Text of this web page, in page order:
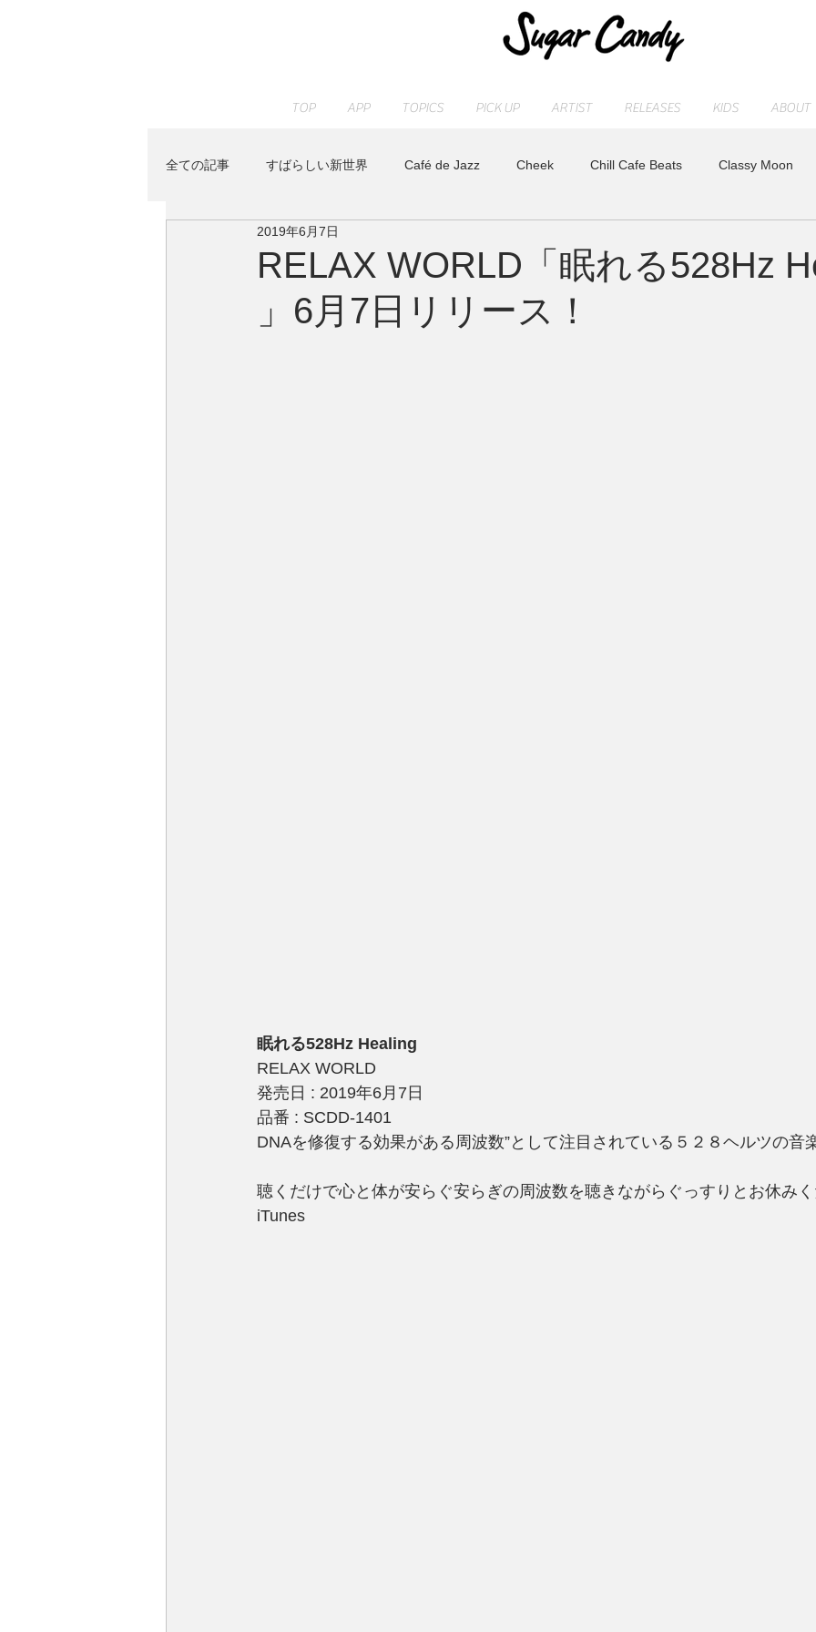
TOP APP TOPICS PICK UP ARTIST RELEASES KIDS ABOUT
全ての記事 すばらしい新世界 Café de Jazz Cheek Chill Cafe Beats Classy Moon
JAZZ PARADISE KENTA HAYASHI
Peaceful Piano RELAX WORLD Release SLEEP PIANO
RELAX WORLD「眠れる528Hz
」6月7日リリース！
2019年6月7日
眠れる528Hz Healing
RELAX WORLD
発売日 : 2019年6月7日
品番 : SCDD-1401
DNAを修復する効果がある周波数”として注目されている５２８ヘルツの音楽
聴くだけで心と体が安らぐ安らぎの周波数を聴きながらぐっすりとお休みく
iTunes